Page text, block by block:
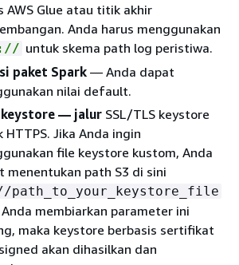
AWS Glue atau titik akhir
Anda harus menggunakan
untuk skema path log peristiwa.
paket Spark— Anda dapat
nilai default.
keystore — jalur SSL/TLS keystore
HTTPS. Jika Anda ingin
file keystore kustom, Anda
menentukan path S3 di sini
path_to_your_keystore_file
Anda membiarkan parameter ini
maka keystore berbasis sertifikat
akan dihasilkan dan